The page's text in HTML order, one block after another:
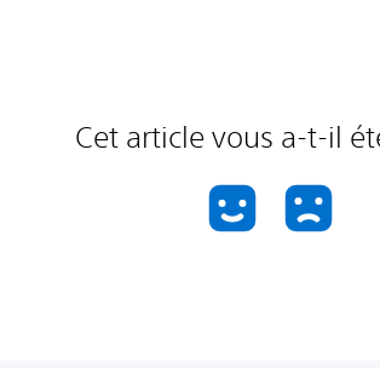
Cet article vous a-t-il